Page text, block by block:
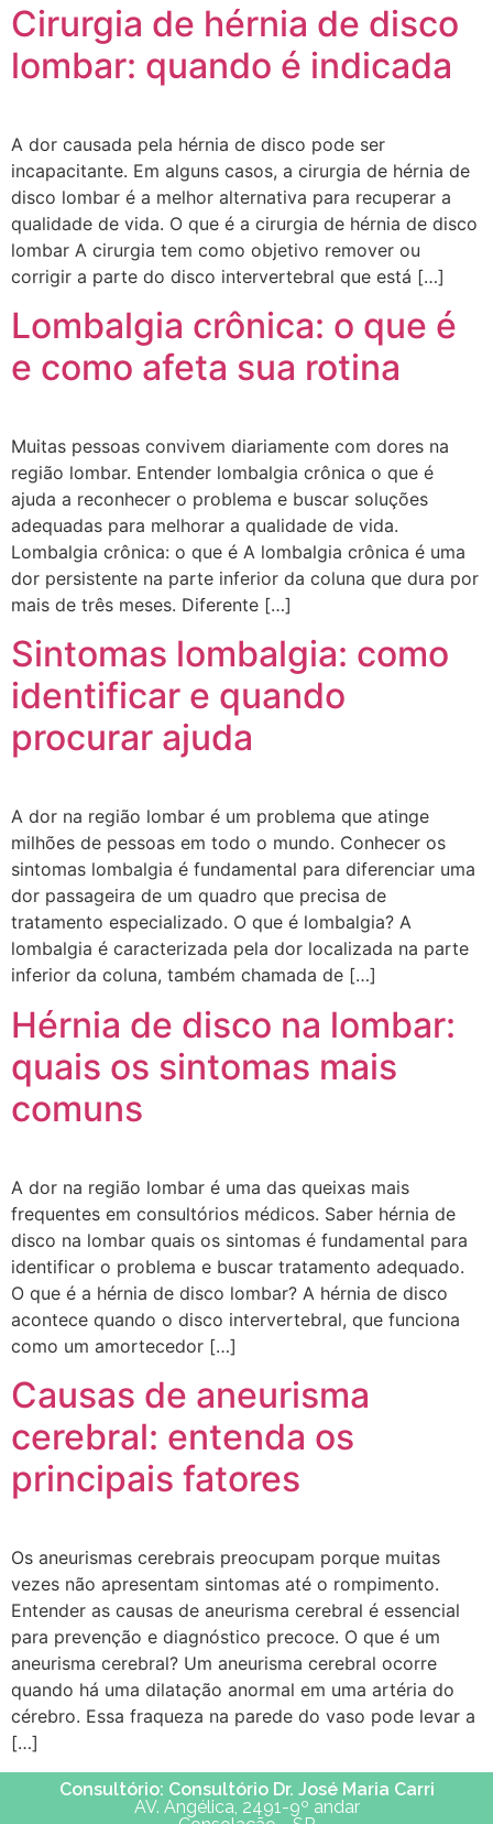
Cirurgia de hérnia de disco
lombar: quando é indicada
A dor causada pela hérnia de disco pode ser
incapacitante. Em alguns casos, a cirurgia de hérnia de
disco lombar é a melhor alternativa para recuperar a
qualidade de vida. O que é a cirurgia de hérnia de disco
lombar A cirurgia tem como objetivo remover ou
corrigir a parte do disco intervertebral que está […]
Lombalgia crônica: o que é
e como afeta sua rotina
Muitas pessoas convivem diariamente com dores na
região lombar. Entender lombalgia crônica o que é
ajuda a reconhecer o problema e buscar soluções
adequadas para melhorar a qualidade de vida.
Lombalgia crônica: o que é A lombalgia crônica é uma
dor persistente na parte inferior da coluna que dura por
mais de três meses. Diferente […]
Sintomas lombalgia: como
identificar e quando
procurar ajuda
A dor na região lombar é um problema que atinge
milhões de pessoas em todo o mundo. Conhecer os
sintomas lombalgia é fundamental para diferenciar uma
dor passageira de um quadro que precisa de
tratamento especializado. O que é lombalgia? A
lombalgia é caracterizada pela dor localizada na parte
inferior da coluna, também chamada de […]
Hérnia de disco na lombar:
quais os sintomas mais
comuns
A dor na região lombar é uma das queixas mais
frequentes em consultórios médicos. Saber hérnia de
disco na lombar quais os sintomas é fundamental para
identificar o problema e buscar tratamento adequado.
O que é a hérnia de disco lombar? A hérnia de disco
acontece quando o disco intervertebral, que funciona
como um amortecedor […]
Causas de aneurisma
cerebral: entenda os
principais fatores
Os aneurismas cerebrais preocupam porque muitas
vezes não apresentam sintomas até o rompimento.
Entender as causas de aneurisma cerebral é essencial
para prevenção e diagnóstico precoce. O que é um
aneurisma cerebral? Um aneurisma cerebral ocorre
quando há uma dilatação anormal em uma artéria do
cérebro. Essa fraqueza na parede do vaso pode levar a
[…]
Consultório: Consultório Dr. José Maria Carri
AV. Angélica, 2491-9º andar